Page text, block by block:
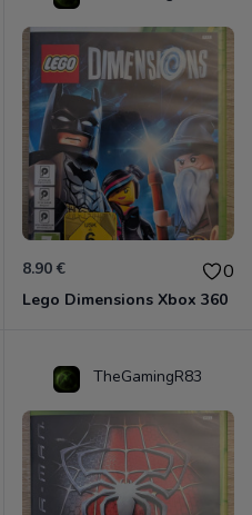
8.90 € 0
Lego Dimensions Xbox 360
TheGamingR83